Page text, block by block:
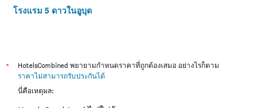
โรงแรม 5 ดาวในอูบุด
*
HotelsCombined พยายามกำหนดราคาที่ถูกต้องเสมอ อย่างไรก็ตาม
ราคาไม่สามารถรับประกันได้
นี่คือเหตุผล: